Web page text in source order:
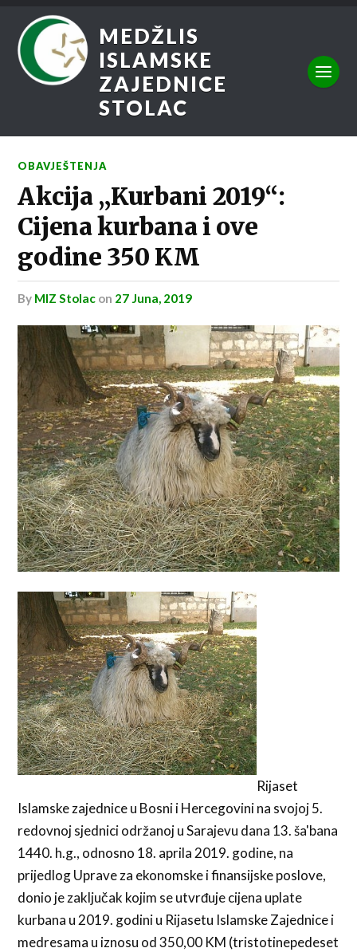
MEDŽLIS
ISLAMSKE
ZAJEDNICE
STOLAC
OBAVJEŠTENJA
Akcija „Kurbani 2019“:
Cijena kurbana i ove
godine 350 KM
by MIZ Stolac on 27 Juna, 2019
Rijaset
Islamske zajednice u Bosni i Hercegovini na svojoj 5.
redovnoj sjednici održanoj u Sarajevu dana 13. ša'bana
1440. h.g., odnosno 18. aprila 2019. godine, na
prijedlog Uprave za ekonomske i finansijske poslove,
donio je zaključak kojim se utvrđuje cijena uplate
kurbana u 2019. godini u Rijasetu Islamske Zajednice i
medresama u iznosu od 350,00 KM (tristotinepedeset